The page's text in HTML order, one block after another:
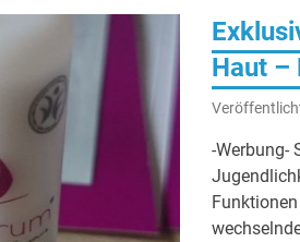
Haut –
-Werbung-